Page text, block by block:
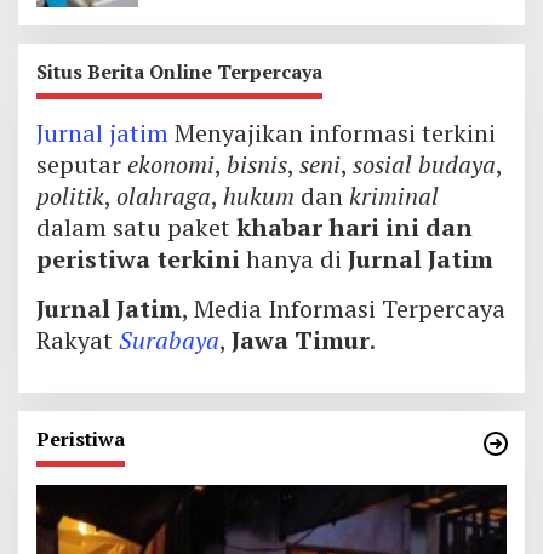
Situs Berita Online Terpercaya
Jurnal jatimMenyajikan informasi terkini
seputarekonomi, bisnis, seni, sosial budaya,
politik, olahraga, hukum dankriminal
dalam satu paketkhabar hari ini dan
peristiwa terkinihanya di Jurnal Jatim
Jurnal Jatim, Media Informasi Terpercaya
RakyatSurabaya, Jawa Timur.
Peristiwa